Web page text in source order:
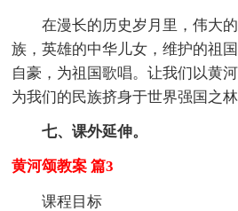
在漫长的历史岁月里，伟大
族，英雄的中华儿女，维护的祖
自豪，为祖国歌唱。让我们以黄
为我们的民族挤身于世界强国之
七、课外延伸。
黄河颂教案 篇3
课程目标